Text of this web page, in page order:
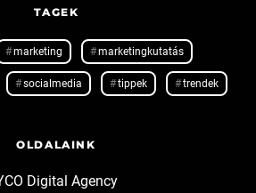
TAGEK
marketing marketingkutatás
socialmedia tippek trendek
OLDALAINK
Digital Agency